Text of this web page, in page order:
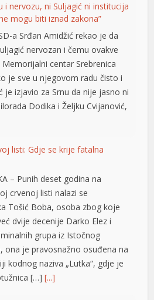
i nervozu, ni Suljagić ni institucija
mogu biti iznad zakona”
a Srđan Amidžić rekao je da
nervozan i čemu ovakve
centar Srebrenica
je sve u njegovom radu čisto i
je izjavio za Srnu da nije jasno ni
Dodika i Željku Cvijanović,
listi: Gdje se krije fatalna
– Punih deset godina na
crvenoj listi nalazi se
Tošić Boba, osoba zbog koje
dvije decenije Darko Elez i
grupa iz Istočnog
ona je pravosnažno osuđena na
kodnog naziva „Lutka“, gdje je
[…][...]